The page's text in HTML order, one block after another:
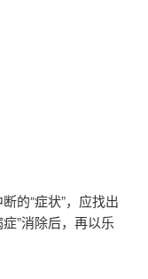
的“症状”，应找出
”消除后，再以乐